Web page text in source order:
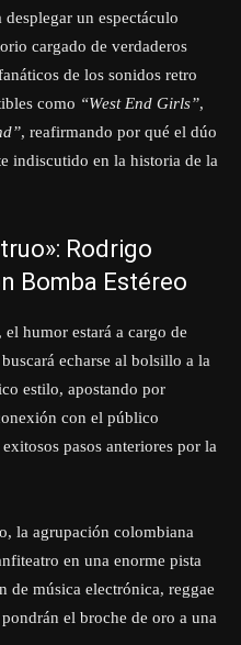
un espectáculo
cargado de verdaderos
de los sonidos retro
como “West End Girls”,
, reafirmando por qué el dúo
indiscutido en la historia de la
Rodrigo
Bomba Estéreo
humor estará a cargo de
echarse al bolsillo a la
estilo, apostando por
con el público
pasos anteriores por la
la agrupación colombiana
en una enorme pista
de música electrónica, reggae
el broche de oro a una